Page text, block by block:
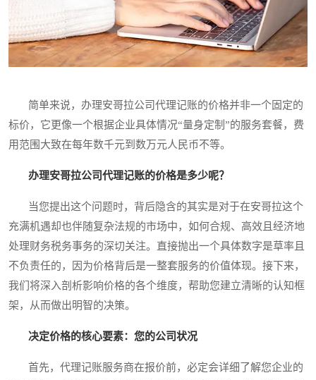
简单来说，办理安哥拉公司代理记账的价格并非一个固定的
标价，它更像一个根据企业具体情况“量身定制”的服务套餐，费
用范围大致在每年数千元到数万元人民币不等。
办理安哥拉公司代理记账的价格是多少呢？
当您提出这个问题时，背后隐含的其实是对于在安哥拉这个
充满机遇却也伴随复杂法规的市场中，如何合规、高效且经济地
处理财务税务事务的深切关注。直接抛出一个具体数字是草率且
不负责任的，因为价格背后是一整套服务的价值体现。接下来，
我们将深入剖析影响价格的各个维度，帮助您建立清晰的认知框
架，从而做出明智的决策。
决定价格的核心要素：您的公司状况
首先，代理记账服务商在报价前，必定会详细了解您企业的